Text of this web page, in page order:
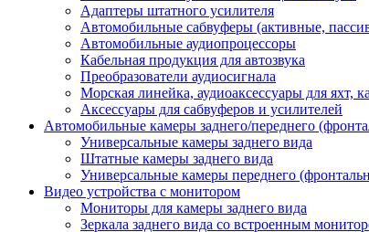
Адаптеры штатного усилителя
Автомобильные сабвуферы (активные,
Автомобильные аудиопроцессоры
Кабельная продукция для автозвука
Преобразователи аудиосигнала
Морская линейка, аудиоаксессуары для яхт,
Аксессуары для сабвуферов и усилителей
Автомобильные камеры заднего/переднего
Универсальные камеры заднего вида
Штатные камеры заднего вида
Универсальные камеры переднего
Видео устройства c монитором
Мониторы для камеры заднего вида
Зеркала заднего вида со встроенным